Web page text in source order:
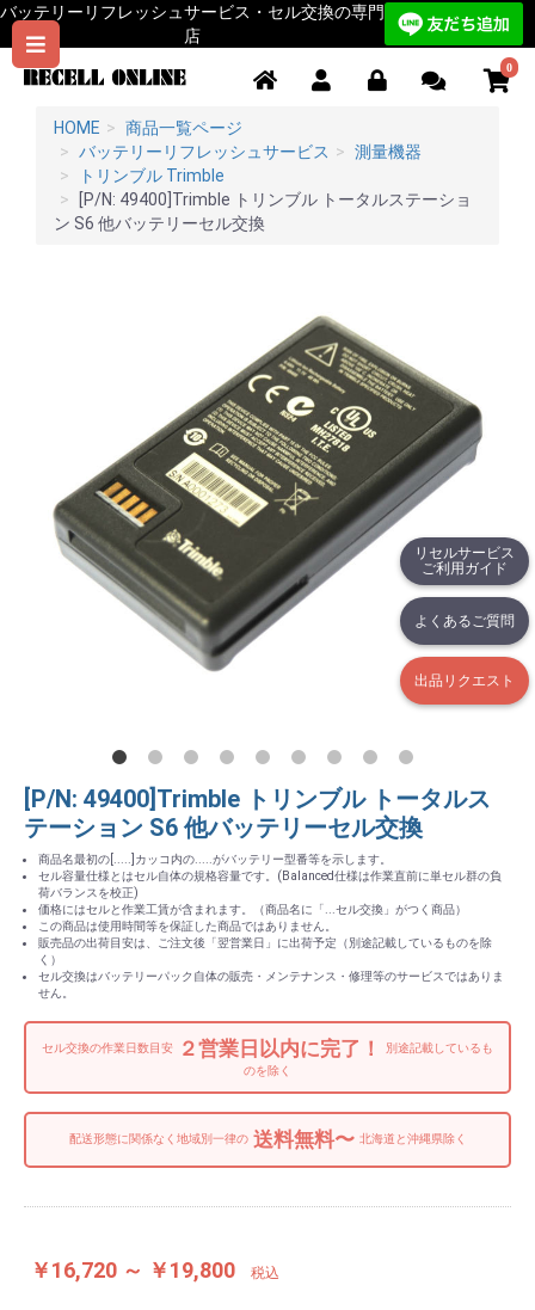
リセルサービス
ご利用ガイド
よくあるご質問
出品リクエスト
バッテリーリフレッシュサービス・セル交換の専門
店
0
HOME
商品一覧ページ
バッテリーリフレッシュサービス
測量機器
トリンブル Trimble
[P/N: 49400]Trimble トリンブル トータルステーショ
ン S6 他バッテリーセル交換
[P/N: 49400]Trimble トリンブル トータルス
テーション S6 他バッテリーセル交換
商品名最初の[.....]カッコ内の.....がバッテリー型番等を示します。
セル容量仕様とはセル自体の規格容量です。(Balanced仕様は作業直前に単セル群の負
荷バランスを校正)
価格にはセルと作業工賃が含まれます。（商品名に「...セル交換」がつく商品）
この商品は使用時間等を保証した商品ではありません。
販売品の出荷目安は、ご注文後「翌営業日」に出荷予定（別途記載しているものを除
く）
セル交換はバッテリーパック自体の販売・メンテナンス・修理等のサービスではありま
せん。
セル交換の作業日数目安 ２営業日以内に完了！
別途記載しているも
のを除く
配送形態に関係なく地域別一律の送料無料〜 北海道と沖縄県除く
￥16,720 ～ ￥19,800 税込